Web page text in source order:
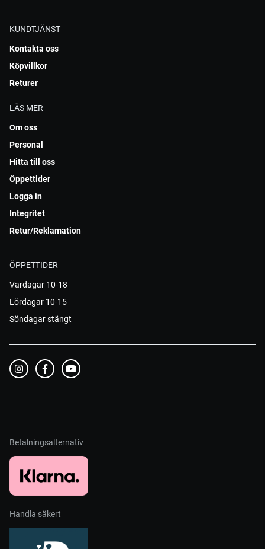
KUNDTJÄNST
Kontakta oss
Köpvillkor
Returer
LÄS MER
Om oss
Personal
Hitta till oss
Öppettider
Logga in
Integritet
Retur/Reklamation
ÖPPETTIDER
Vardagar 10-18
Lördagar 10-15
Söndagar stängt
Betalningsalternativ
Handla säkert